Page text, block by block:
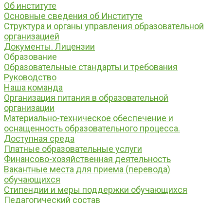
Об институте
Основные сведения об Институте
Структура и органы управления образовательной
организацией
Документы. Лицензии
Образование
Образовательные стандарты и требования
Руководство
Наша команда
Организация питания в образовательной
организации
Материально-техническое обеспечение и
оснащенность образовательного процесса.
Доступная среда
Платные образовательные услуги
Финансово-хозяйственная деятельность
Вакантные места для приема (перевода)
обучающихся
Стипендии и меры поддержки обучающихся
Педагогический состав